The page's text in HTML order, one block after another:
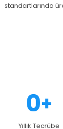
standartlarında
0+
Yıllık Tecrübe